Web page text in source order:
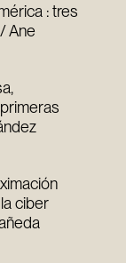
: tres
Ane
ciber